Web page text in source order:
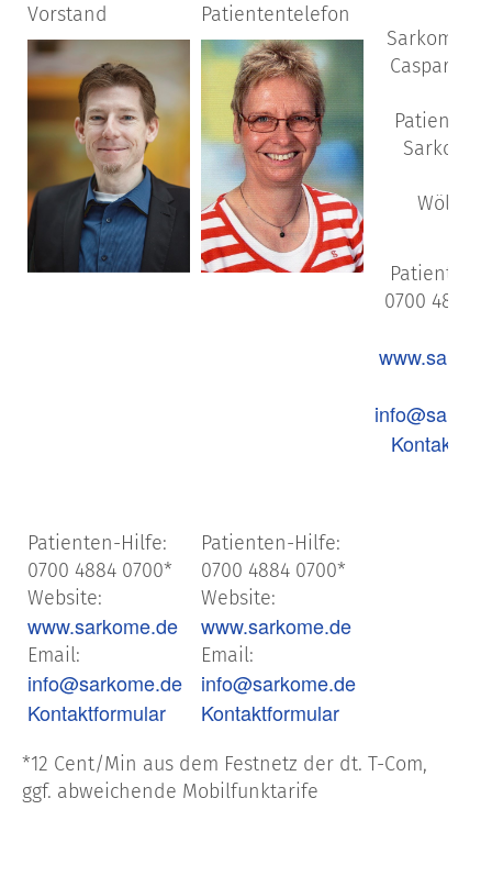
Vorstand
Patienten-Hilfe:
0700 4884 0700*
Website:
www.sarkome.de
Email:
info@sarkome.de
Kontaktformular
Patiententelefon
Patienten-Hilfe:
0700 4884 0700*
Website:
www.sarkome.de
Email:
info@sarkome.de
Kontaktformular
Sarkom-
Caspar-
Sarkome/
Patienten-
0700 4884
*12 Cent/Min aus dem Festnetz der dt. T-Com,
ggf. abweichende Mobilfunktarife